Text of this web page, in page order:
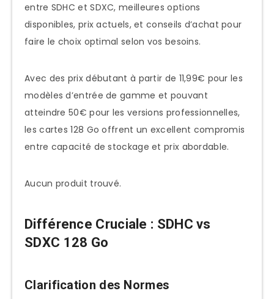
entre SDHC et SDXC, meilleures options
disponibles, prix actuels, et conseils d’achat pour
faire le choix optimal selon vos besoins.
Avec des prix débutant à partir de 11,99€ pour les
modèles d’entrée de gamme et pouvant
atteindre 50€ pour les versions professionnelles,
les cartes 128 Go offrent un excellent compromis
entre capacité de stockage et prix abordable.
Aucun produit trouvé.
Différence Cruciale : SDHC vs
SDXC 128 Go
Clarification des Normes